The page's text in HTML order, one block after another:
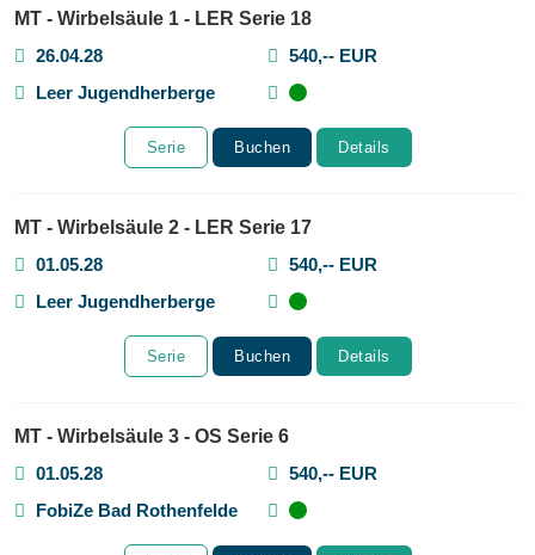
MT - Wirbelsäule 1 - LER Serie 18
26.04.28
540,-- EUR
Leer Jugendherberge
Serie Buchen Details
MT - Wirbelsäule 2 - LER Serie 17
01.05.28
540,-- EUR
Leer Jugendherberge
Serie Buchen Details
MT - Wirbelsäule 3 - OS Serie 6
01.05.28
540,-- EUR
FobiZe Bad Rothenfelde